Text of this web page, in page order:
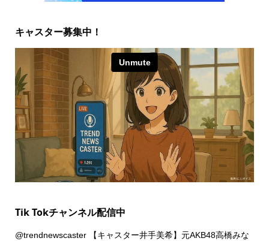
キャスター募集中！
Tik Tokチャンネル配信中
@trendnewscaster【キャスター井手美希】元AKB48高橋みな